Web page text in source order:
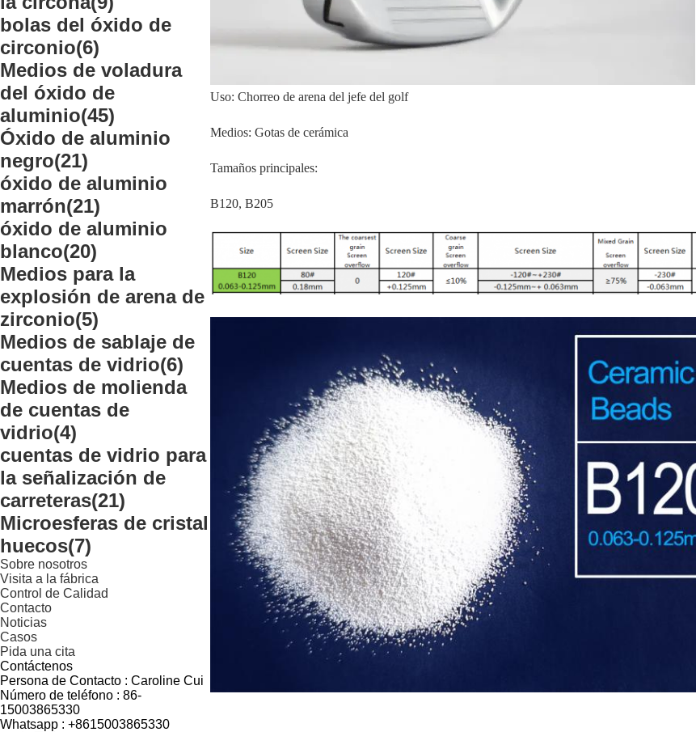
bolas del óxido de
circonio(6)
Medios de voladura
del óxido de
aluminio(45)
Óxido de aluminio
negro(21)
óxido de aluminio
marrón(21)
óxido de aluminio
blanco(20)
Medios para la
explosión de arena de
zirconio(5)
Medios de sablaje de
cuentas de vidrio(6)
Medios de molienda
de cuentas de
vidrio(4)
cuentas de vidrio para
la señalización de
carreteras(21)
Microesferas de cristal
huecos(7)
Sobre nosotros
Visita a la fábrica
Control de Calidad
Contacto
Noticias
Casos
Pida una cita
Contáctenos
Persona de Contacto : Caroline Cui
Número de teléfono : 86-
15003865330
Whatsapp : +8615003865330
Uso: Chorreo de arena del jefe del golf
Medios: Gotas de cerámica
Tamaños principales:
B120, B205